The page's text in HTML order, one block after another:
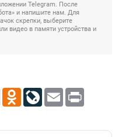
Telegram. После
и напишите нам. Для
скрепки, выберите
видео в памяти устройства и
X Odnoklassniki
LiveJournal
Email Print